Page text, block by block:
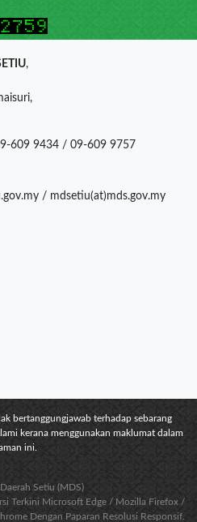
,
609 9434 / 09-609 9757
/ mdsetiu(at)mds.gov.my
bertanggungjawab terhadap sebarang
kerana menggunakan maklumat dalam
ini.
Setiu (MDS)
Terkini Microsoft Edge / Mozilla Firefox /
Dengan Paparan Resolusi Responsif.